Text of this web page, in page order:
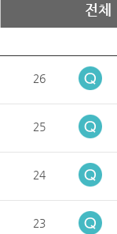
전체
26
25
24
23